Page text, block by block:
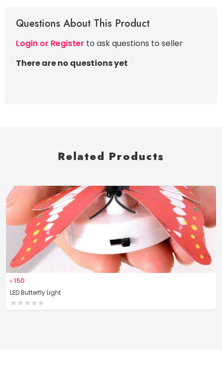
Questions About This Product
Login or Register to ask questions to seller
There are no questions yet
Related Products
৳150
LED Butterfly Light
★★★★★